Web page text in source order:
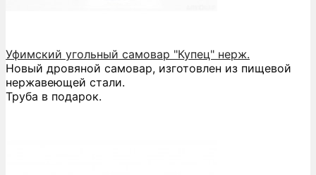
Уфимский угольный самовар "Купец" нерж.
Новый дровяной самовар, изготовлен из пищевой
нержавеющей стали.
Труба в подарок.